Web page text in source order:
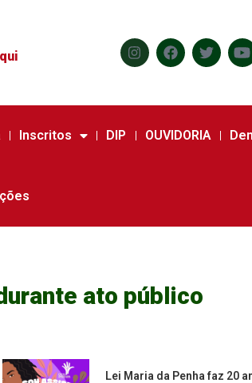
Inscritos DIP OUVIDORIA
ato público
Lei Maria da Penha faz 20